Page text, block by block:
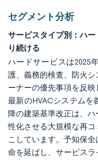
セグメント分析
サービスタイプ別：ハ
り続ける
ハードサービスは2025
護、義務的検査、防火
ーナーの優先事項を反
最新のHVACシステムを
降の建築基準改正は、
性化させる大規模な再
こしています。予知保
命を延ばし、サービス